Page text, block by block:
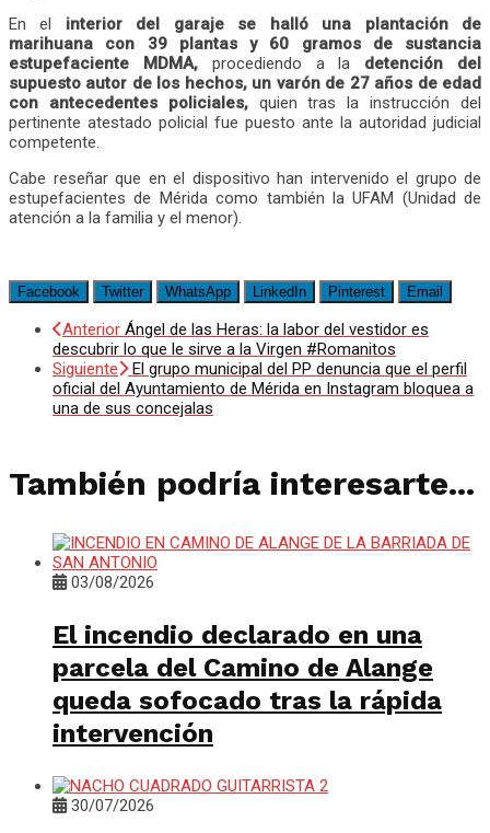
En el interior del garaje se halló una plantación de
marihuana con 39 plantas y 60 gramos de sustancia
estupefaciente MDMA,procediendo a la detención del
supuesto autor de los hechos, un varón de 27 años de edad
con antecedentes policiales,quien tras la instrucción del
pertinente atestado policial fue puesto ante la autoridad judicial
competente.
Cabe reseñar que en el dispositivo han intervenido el grupo de
estupefacientes de Mérida como también la UFAM (Unidad de
atención a la familia y el menor).
Facebook Twitter WhatsApp LinkedIn Pinterest Email
Anterior Ángel de las Heras: la labor del vestidor es
descubrir lo que le sirve a la Virgen #Romanitos
Siguiente
El grupo municipal del PP denuncia que el perfil
oficial del Ayuntamiento de Mérida en Instagram bloquea a
una de sus concejalas
También podría interesarte...
03/08/2026
El incendio declarado en una
parcela del Camino de Alange
queda sofocado tras la rápida
intervención
30/07/2026